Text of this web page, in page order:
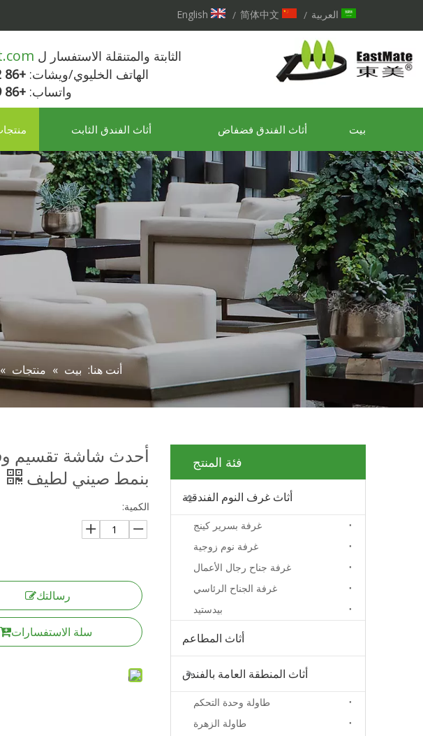
العربية /
简体中文
/
English
الثابتة والمتنقلة الاستفسار ل
الهاتف الخليوي/ويشات: +86 13929156822
واتساب: +86 13326799619
بيت أثاث الفندق فضفاض أثاث الفندق الثابت
أنت هنا: بيت » منتجات
أحدث شاشة تقسيم
بنمط صيني لطيف
الكمية:
رسالتك
سلة الاستفسارات
فئة المنتج
أثاث غرف النوم الفندقية
غرفة بسرير كينج
غرفة نوم زوجية
غرفة جناح رجال الأعمال
غرفة الجناح الرئاسي
بيدستيد
أثاث المطاعم
أثاث المنطقة العامة بالفندق
طاولة وحدة التحكم
طاولة الزهرة